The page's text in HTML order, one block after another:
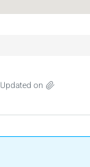
Updated on דצמבר 11, 2025 at 3:33 pm